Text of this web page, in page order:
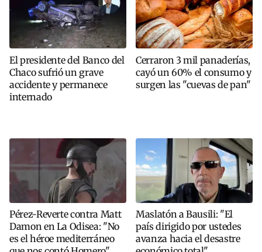
El presidente del Banco del
Chaco sufrió un grave
accidente y permanece
internado
Cerraron 3 mil panaderías,
cayó un 60% el consumo y
surgen las "cuevas de pan"
Pérez-Reverte contra Matt
Damon en La Odisea: "No
es el héroe mediterráneo
Maslatón a Bausili: "El
país dirigido por ustedes
avanza hacia el desastre